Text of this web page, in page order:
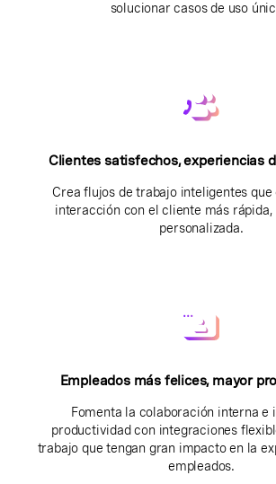
solucionar casos de uso
Clientes satisfechos, experiencias
Crea flujos de trabajo inteligentes que
interacción con el cliente más
personalizada.
Empleados más felices, mayor
Fomenta la colaboración interna e
productividad con integraciones
trabajo que tengan gran impacto en la
empleados.